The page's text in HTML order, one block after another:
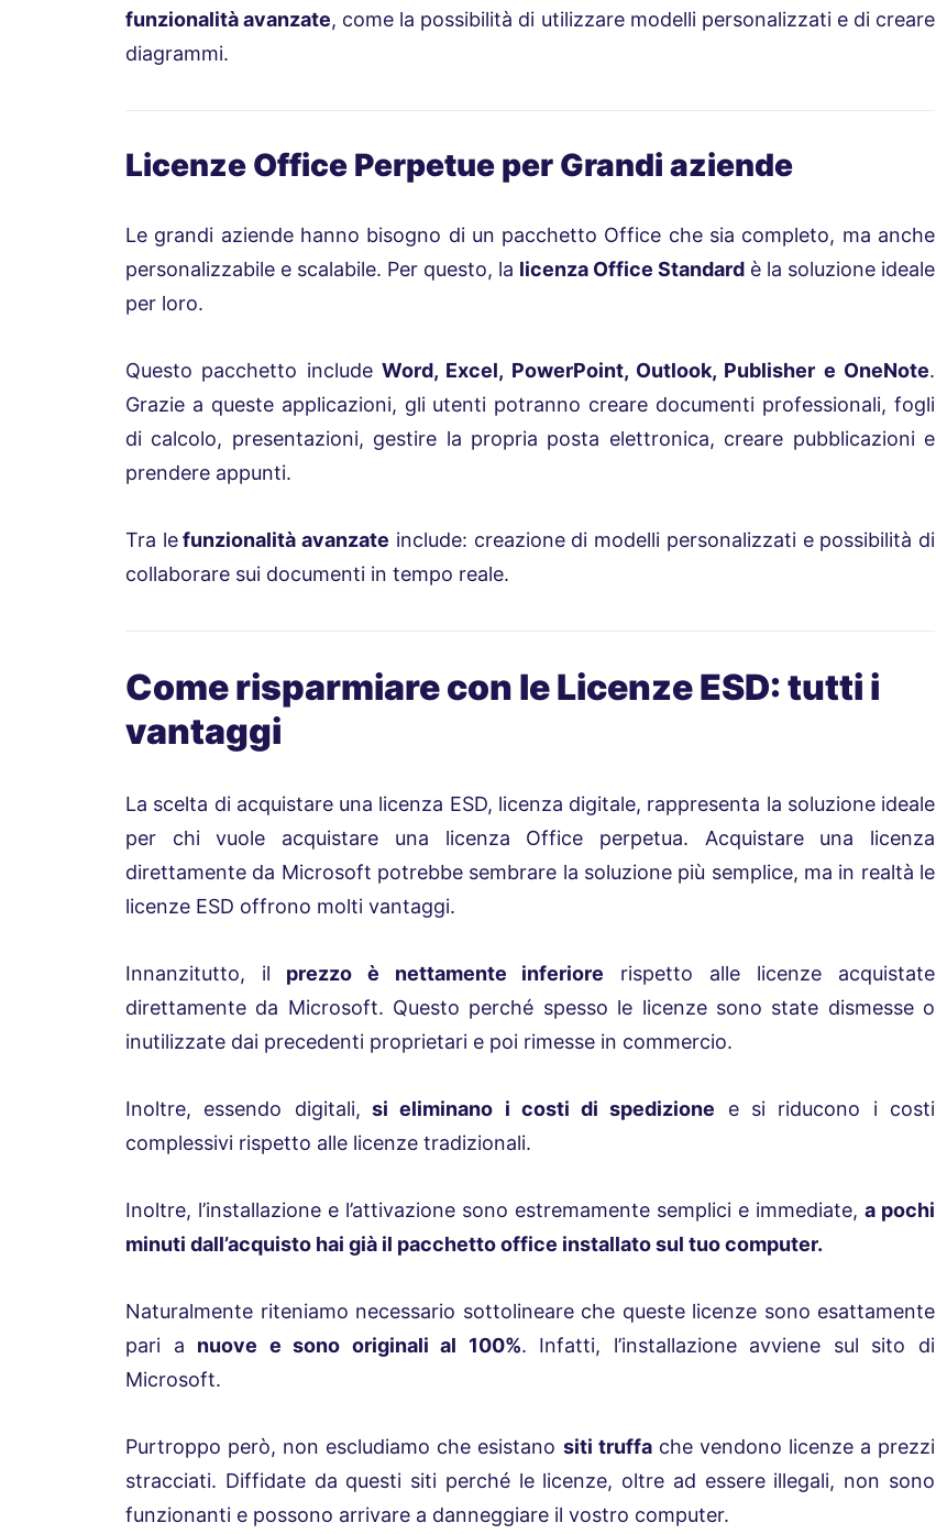
funzionalità avanzate, come la possibilità di utilizzare modelli personalizzati e di creare
diagrammi.
Licenze Office Perpetue per Grandi aziende
Le grandi aziende hanno bisogno di un pacchetto Office che sia completo, ma anche
personalizzabile e scalabile. Per questo, la licenza Office Standard è la soluzione ideale
per loro.
Questo pacchetto include Word, Excel, PowerPoint, Outlook, Publisher e OneNote.
Grazie a queste applicazioni, gli utenti potranno creare documenti professionali, fogli
di calcolo, presentazioni, gestire la propria posta elettronica, creare pubblicazioni e
prendere appunti.
Tra lefunzionalità avanzate include: creazione di modelli personalizzati e possibilità di
collaborare sui documenti in tempo reale.
Come risparmiare con le Licenze ESD: tutti i
vantaggi
La scelta di acquistare una licenza ESD, licenza digitale, rappresenta la soluzione ideale
per chi vuole acquistare una licenza Office perpetua. Acquistare una licenza
direttamente da Microsoft potrebbe sembrare la soluzione più semplice, ma in realtà le
licenze ESD offrono molti vantaggi.
Innanzitutto, il prezzo è nettamente inferiore rispetto alle licenze acquistate
direttamente da Microsoft. Questo perché spesso le licenze sono state dismesse o
inutilizzate dai precedenti proprietari e poi rimesse in commercio.
Inoltre, essendo digitali, si eliminano i costi di spedizione e si riducono i costi
complessivi rispetto alle licenze tradizionali.
Inoltre, l’installazione e l’attivazione sono estremamente semplici e immediate, a pochi
minuti dall’acquisto hai già il pacchetto office installato sul tuo computer.
Naturalmente riteniamo necessario sottolineare che queste licenze sono esattamente
pari a nuove e sono originali al 100%. Infatti, l’installazione avviene sul sito di
Microsoft.
Purtroppo però, non escludiamo che esistano siti truffache vendono licenze a prezzi
stracciati. Diffidate da questi siti perché le licenze, oltre ad essere illegali, non sono
funzionanti e possono arrivare a danneggiare il vostro computer.